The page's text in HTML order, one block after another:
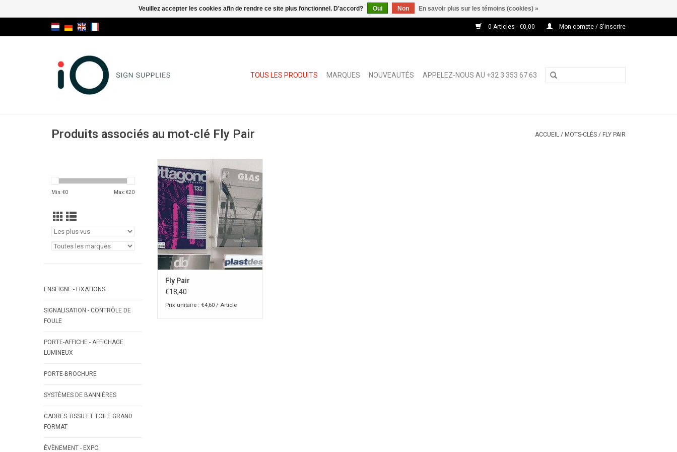
0 Articles - €0,00 Mon compte / S'inscrire
TOUS LES PRODUITS MARQUES NOUVEAUTÉS APPELEZ-NOUS AU +32 3 353 67 63
Produits associés au mot-clé Fly Pair ACCUEIL / MOTS-CLÉS / FLY PAIR
Min: €0 Max: €20
ENSEIGNE - FIXATIONS
SIGNALISATION - CONTRÔLE DE
FOULE
PORTE-AFFICHE - AFFICHAGE
LUMINEUX
PORTE-BROCHURE
SYSTÈMES DE BANNIÈRES
CADRES TISSU ET TOILE GRAND
FORMAT
ÉVÈNEMENT - EXPO
AJOUTER AU PANIER
Fly Pair
€18,40
Prix unitaire : €4,60 / Article
Veuillez accepter les cookies afin de rendre ce site plus fonctionnel. D'accord? Oui Non En savoir plus sur les témoins (cookies) »